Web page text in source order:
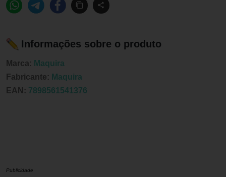
Informações sobre o produto
Marca: Maquira
Fabricante: Maquira
EAN: 7898561541376
Publicidade